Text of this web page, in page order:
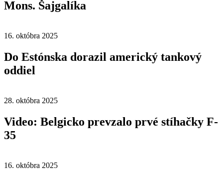
Mons. Šajgalíka
16. októbra 2025
Do Estónska dorazil americký tankový
oddiel
28. októbra 2025
Video: Belgicko prevzalo prvé stíhačky F-
35
16. októbra 2025